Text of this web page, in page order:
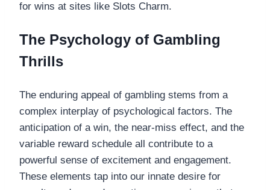
for wins at sites like Slots Charm.
The Psychology of Gambling
Thrills
The enduring appeal of gambling stems from a
complex interplay of psychological factors. The
anticipation of a win, the near-miss effect, and the
variable reward schedule all contribute to a
powerful sense of excitement and engagement.
These elements tap into our innate desire for